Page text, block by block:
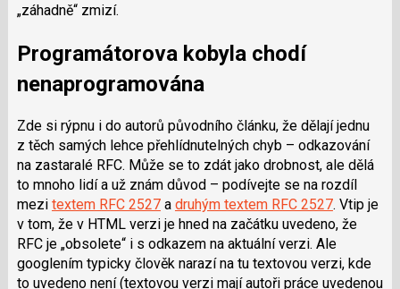
„záhadně“ zmizí.
Programátorova kobyla chodí
nenaprogramována
Zde si rýpnu i do autorů původního článku, že dělají jednu
z těch samých lehce přehlídnutelných chyb – odkazování
na zastaralé RFC. Může se to zdát jako drobnost, ale dělá
to mnoho lidí a už znám důvod – podívejte se na rozdíl
mezi textem RFC 2527a druhým textem RFC 2527. Vtip je
v tom, že v HTML verzi je hned na začátku uvedeno, že
RFC je „obsolete“ i s odkazem na aktuální verzi. Ale
googlením typicky člověk narazí na tu textovou verzi, kde
to uvedeno není (textovou verzi mají autoři práce uvedenou